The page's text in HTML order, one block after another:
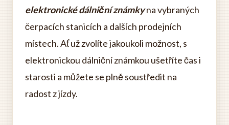
elektronické dálniční známkyna vybraných
čerpacích stanicích a dalších prodejních
místech. Ať už zvolíte jakoukoli možnost, s
elektronickou dálniční známkou ušetříte čas i
starosti a můžete se plně soustředit na
radost z jízdy.